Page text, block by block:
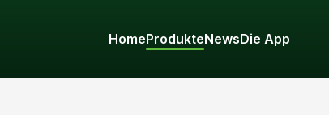
HomeProdukteNewsDie App